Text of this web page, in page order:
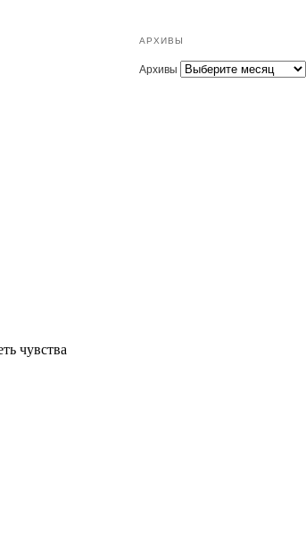
АРХИВЫ
Архивы